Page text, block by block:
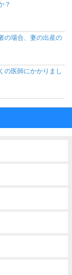
？
の場合、妻の出産の
の医師にかかりまし